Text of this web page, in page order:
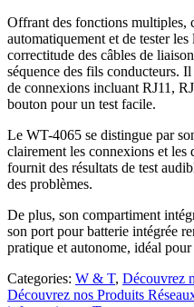
Offrant des fonctions multiples,
automatiquement et de tester
correctitude des câbles de
séquence des fils conducteurs.
de connexions incluant RJ11,
bouton pour un test facile.
Le WT-4065 se distingue par
clairement les connexions et les
fournit des résultats de test
des problèmes.
De plus, son compartiment
son port pour batterie intégrée
pratique et autonome, idéal
Categories: W & T, Découvrez
Découvrez nos Produits